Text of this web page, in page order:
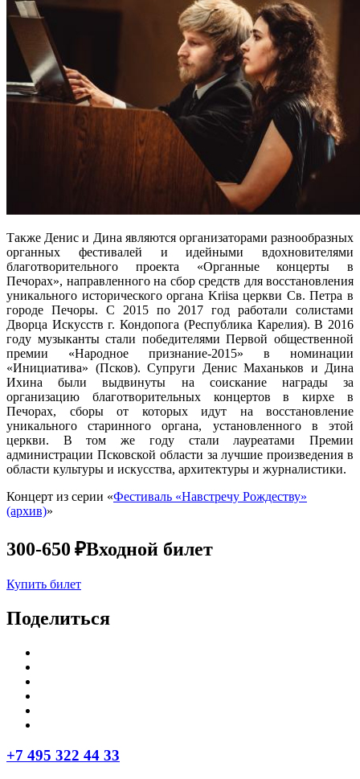
Также Денис и Дина являются организаторами разнообразных
органных фестивалей и идейными вдохновителями
благотворительного проекта «Органные концерты в
Печорах», направленного на сбор средств для восстановления
уникального исторического органа Kriisa церкви Св. Петра в
городе Печоры. С 2015 по 2017 год работали солистами
Дворца Искусств г. Кондопога (Республика Карелия). В 2016
году музыканты стали победителями Первой общественной
премии «Народное признание-2015» в номинации
«Инициатива» (Псков). Супруги Денис Маханьков и Дина
Ихина были выдвинуты на соискание награды за
организацию благотворительных концертов в кирхе в
Печорах, сборы от которых идут на восстановление
уникального старинного органа, установленного в этой
церкви. В том же году стали лауреатами Премии
администрации Псковской области за лучшие произведения в
области культуры и искусства, архитектуры и журналистики.
Концерт из серии «Фестиваль «Навстречу Рождеству»
(архив)»
300-650 ₽Входной билет
Купить билет
Поделиться
+7 495 322 44 33